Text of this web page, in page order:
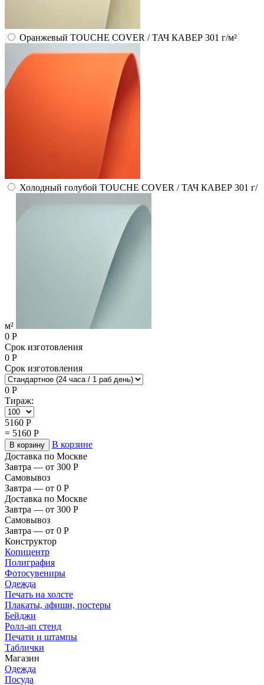
Оранжевый TOUCHE COVER / ТАЧ КАВЕР 301 г/м²
Холодный голубой TOUCHE COVER / ТАЧ КАВЕР 301 г/
м²
0 Р
Срок изготовления
0 Р
Срок изготовления
0 Р
Тираж:
5160 Р
= 5160 Р
В корзину
В корзине
Доставка по Москве
Завтра — от 300 Р
Самовывоз
Завтра — от 0 Р
Доставка по Москве
Завтра — от 300 Р
Самовывоз
Завтра — от 0 Р
Конструктор
Копицентр
Полиграфия
Фотосувениры
Одежда
Печать на холсте
Плакаты, афиши, постеры
Бейджи
Ролл-ап стенд
Печати и штампы
Таблички
Магазин
Одежда
Посуда